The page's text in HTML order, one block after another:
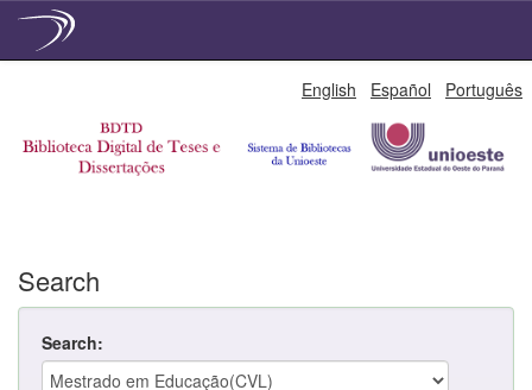
English Español Português
Search
Search: